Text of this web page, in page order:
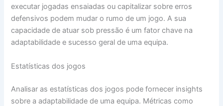
executar jogadas ensaiadas ou capitalizar sobre erros
defensivos podem mudar o rumo de um jogo. A sua
capacidade de atuar sob pressão é um fator chave na
adaptabilidade e sucesso geral de uma equipa.
Estatísticas dos jogos
Analisar as estatísticas dos jogos pode fornecer insights
sobre a adaptabilidade de uma equipa. Métricas como